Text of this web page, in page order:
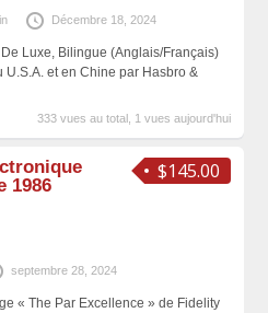
Décembre 18, 2024
Luxe, Bilingue (Anglais/Français)
et en Chine par Hasbro &
333 vues au total, 1 vues aujourd'hui
$145.00
1986
septembre 28, 2024
« The Par Excellence » de Fidelity